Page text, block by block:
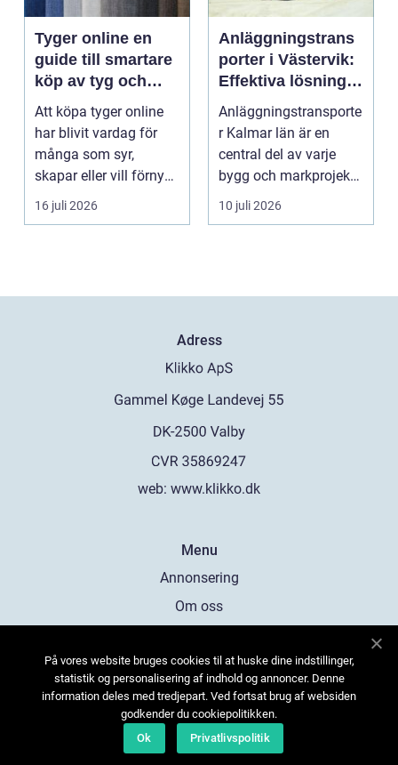
Tyger online en
guide till smartare
köp av tyg och
hemtextil
Att köpa tyger online
har blivit vardag för
många som syr,
skapar eller vill förnya
hemmet utan att ...
16 juli 2026
Anläggningstrans
porter i Västervik:
Effektiva lösningar
för bygg och
markarbete
Anläggningstransporte
r Kalmar län är en
central del av varje
bygg och markprojekt i
o...
10 juli 2026
Adress
web: www.klikko.dk
Menu
Annonsering
Om oss
Kontakta oss
Sitemap
På vores website bruges cookies til at huske dine indstillinger,
statistik og personalisering af indhold og annoncer. Denne
information deles med tredjepart. Ved fortsat brug af websiden
godkender du cookiepolitikken.
Ok
Privatlivspolitik